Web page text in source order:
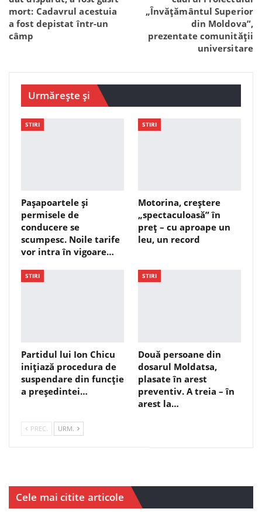
mort: Cadavrul acestuia
a fost depistat într-un
câmp
„Învățământul Superior
din Moldova”,
prezentate comunității
universitare
Urmărește și
STIRI
Pașapoartele și
permisele de
conducere se
scumpesc. Noile tarife
vor intra în vigoare…
STIRI
Motorina, creștere
„spectaculoasă” în
preț – cu aproape un
leu, un record
STIRI
Partidul lui Ion Chicu
inițiază procedura de
suspendare din funcție
a președintei…
STIRI
Două persoane din
dosarul Moldatsa,
plasate în arest
preventiv. A treia – în
arest la…
PREC. URM.
Cele mai citite articole